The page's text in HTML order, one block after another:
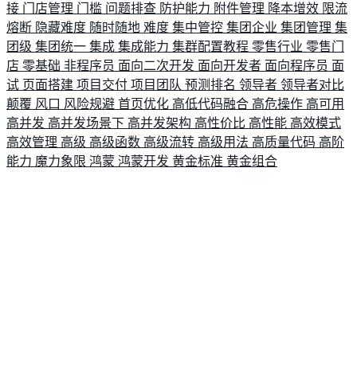
接 门店管理 门槛 问题排查 防护能力 附件管理 降本增效 限流
熔断 隐藏难度 随时随地 难度 集中管控 集团企业 集团管理 集
团级 集团统一 集成 集成能力 集群配置教程 零售行业 零售门
店 零基础 非程序员 面向二次开发 面向开发者 面向程序员 面
试 页面搭建 项目交付 项目团队 预测排名 领导者 领导者对比
颠覆 风口 风险规避 首页优化 高低代码融合 高危操作 高可用
高并发 高并发场景下 高并发架构 高性价比 高性能 高效模式
高效管理 高级 高级函数 高级流转 高级用法 高质量代码 高阶
能力 魔力象限 鸿蒙 鸿蒙开发 黄金标准 黄金组合